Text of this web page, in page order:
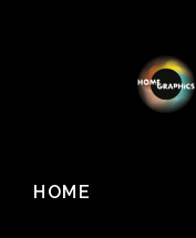
HOME